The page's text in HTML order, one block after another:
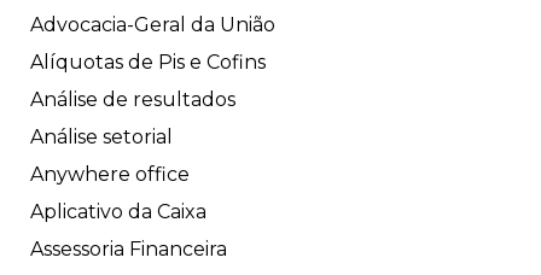
Advocacia-Geral da União
Alíquotas de Pis e Cofins
Análise de resultados
Análise setorial
Anywhere office
Aplicativo da Caixa
Assessoria Financeira